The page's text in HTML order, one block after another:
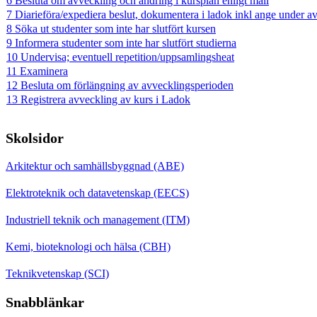
7 Diarieföra/expediera beslut, dokumentera i ladok inkl ange under
8 Söka ut studenter som inte har slutfört kursen
9 Informera studenter som inte har slutfört studierna
10 Undervisa; eventuell repetition/uppsamlingsheat
11 Examinera
12 Besluta om förlängning av avvecklingsperioden
13 Registrera avveckling av kurs i Ladok
Skolsidor
Arkitektur och samhällsbyggnad (ABE)
Elektroteknik och datavetenskap (EECS)
Industriell teknik och management (ITM)
Kemi, bioteknologi och hälsa (CBH)
Teknikvetenskap (SCI)
Snabblänkar